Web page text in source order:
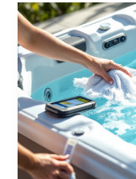
jaar
aan
blijven